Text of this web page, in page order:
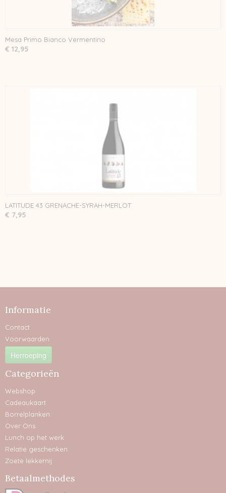
Mesa Primo Bianco Vermentino
€ 12,95
LATITUDE 43 GRENACHE-SYRAH-MERLOT
€ 7,95
Informatie
Contact
Voorwaarden
Herroeping
Categorieën
Webshop
Cadeaukaart
Borrelplanken
Over Ons
Lunch op het werk
Relatie geschenken
Zoete lekkernij
Betaalmethodes